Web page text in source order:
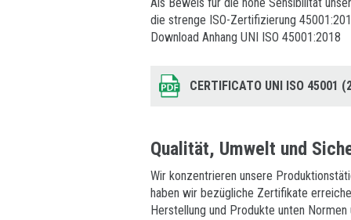
die strenge ISO-Zertifizierung
Download Anhang UNI ISO 45001:2018
CERTIFICATO UNI ISO 45001
Qualität, Umwelt und
Wir konzentrieren unsere
haben wir bezügliche Zertifikate
Herstellung und Produkte unten